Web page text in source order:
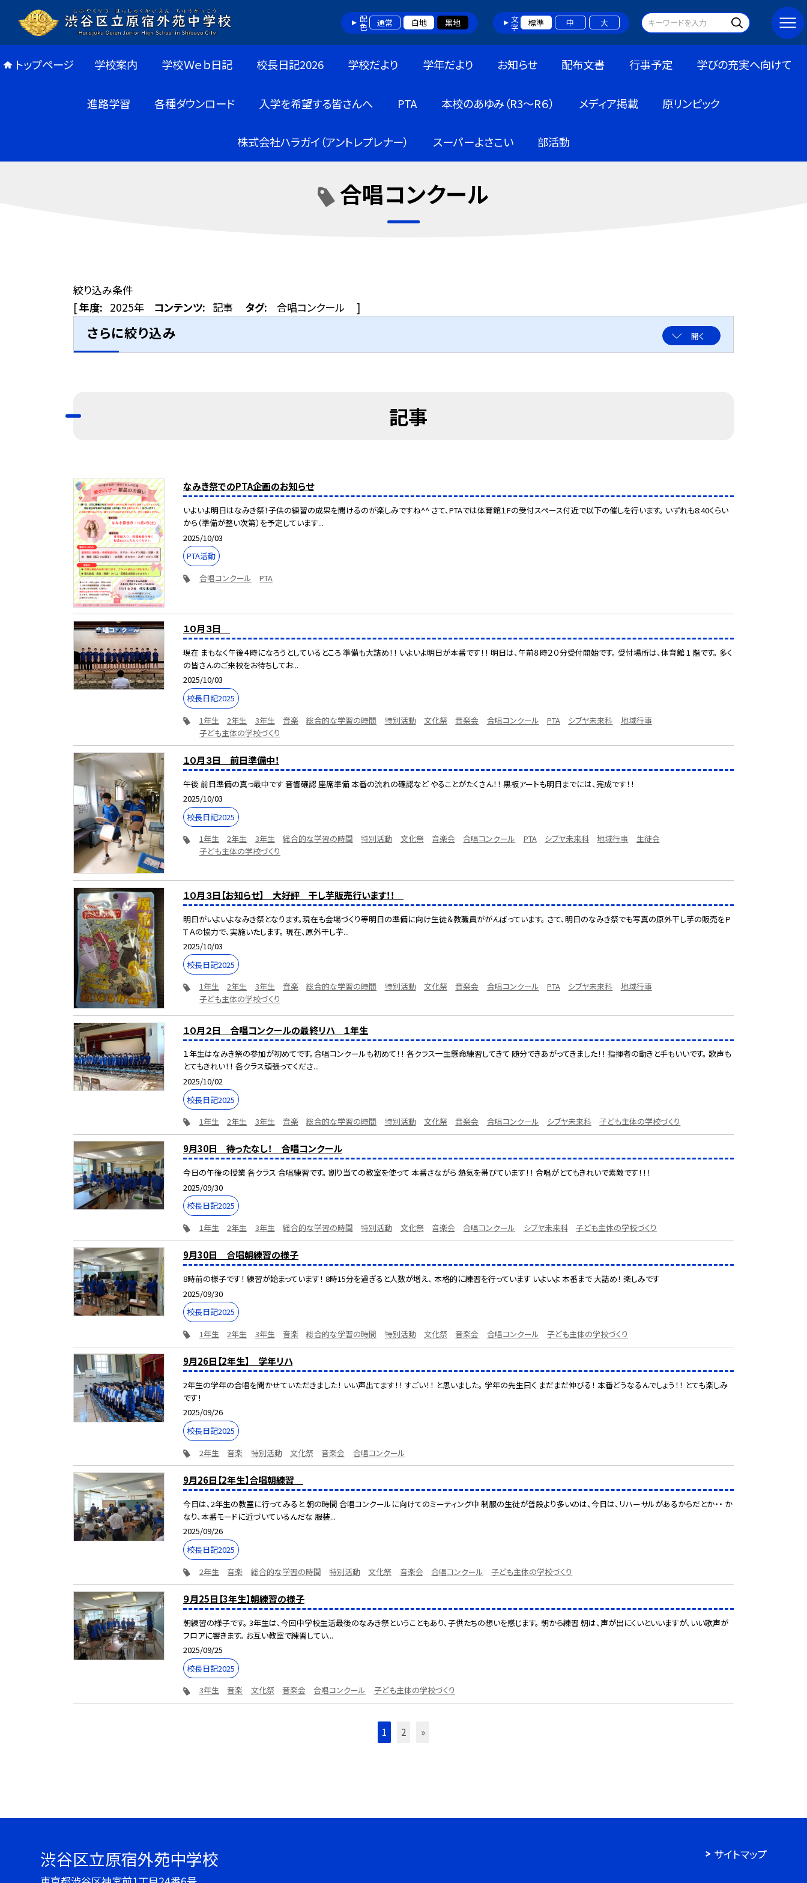
配色 通常 白地 黒地 文字 標準 中 大
トップページ 学校案内 学校Ｗｅｂ日記 校長日記2026 学校だより 学年だより お知らせ 配布文書 行事予定 学びの充実へ向けて
進路学習 各種ダウンロード 入学を希望する皆さんへ PTA 本校のあゆみ（R3～R６） メディア掲載 原リンピック
株式会社ハラガイ（アントレプレナー） スーパーよさこい 部活動
合唱コンクール
絞り込み条件
[年度: 2025年 コンテンツ: 記事 タグ: 合唱コンクール ]
さらに絞り込み 開く
記事
なみき祭でのPTA企画のお知らせ
いよいよ明日はなみき祭！子供の練習の成果を聞けるのが楽しみですね^^ さて、PTAでは体育館１Fの受付スペース付近で以下の催しを行います。 いずれも8:40くらい
から（準備が整い次第）を予定しています...
2025/10/03
PTA活動
合唱コンクール
PTA
１０月３日
現在 まもなく午後４時になろうとしているところ 準備も大詰め！！ いよいよ明日が本番です！！ 明日は、午前８時２０分受付開始です。 受付場所は、体育館 1 階です。 多く
の皆さんのご来校をお待ちしてお...
2025/10/03
校長日記2025
1年生
2年生 3年生 音楽 総合的な学習の時間 特別活動 文化祭 音楽会 合唱コンクール PTA シブヤ未来科
地域行事
子ども主体の学校づくり
１０月３日 前日準備中！
午後 前日準備の真っ最中です 音響確認 座席準備 本番の流れの確認など やることがたくさん！！ 黒板アートも明日までには、完成です！！
2025/10/03
校長日記2025
1年生
2年生 3年生 総合的な学習の時間 特別活動 文化祭 音楽会 合唱コンクール PTA シブヤ未来科 地域行事
生徒会
子ども主体の学校づくり
１０月３日【お知らせ】 大好評 干し芋販売行います！！
明日がいよいよなみき祭となります。現在も会場づくり等明日の準備に向け生徒＆教職員ががんばっています。 さて、明日のなみき祭でも写真の原外干し芋の販売をＰ
ＴＡの協力で、実施いたします。 現在、原外干し芋...
2025/10/03
校長日記2025
1年生
2年生 3年生 音楽 総合的な学習の時間 特別活動 文化祭 音楽会 合唱コンクール PTA シブヤ未来科
地域行事
子ども主体の学校づくり
１０月２日 合唱コンクールの最終リハ １年生
１年生はなみき祭の参加が初めてです。合唱コンクールも初めて！！ 各クラス一生懸命練習してきて 随分できあがってきました！！ 指揮者の動きと手もいいです。 歌声も
とてもきれい！！ 各クラス頑張ってくださ...
2025/10/02
校長日記2025
1年生
2年生 3年生 音楽 総合的な学習の時間 特別活動 文化祭 音楽会 合唱コンクール シブヤ未来科 子ども主体の学校づくり
9月30日 待ったなし！ 合唱コンクール
今日の午後の授業 各クラス 合唱練習です。 割り当ての教室を使って 本番さながら 熱気を帯びています！！ 合唱がとてもきれいで素敵です！！！
2025/09/30
校長日記2025
1年生
2年生 3年生 総合的な学習の時間 特別活動 文化祭 音楽会 合唱コンクール シブヤ未来科 子ども主体の学校づくり
9月30日 合唱朝練習の様子
8時前の様子です！ 練習が始まっています！ 8時15分を過ぎると人数が増え、 本格的に練習を行っています いよいよ 本番まで 大詰め！ 楽しみです
2025/09/30
校長日記2025
1年生
2年生 3年生 音楽 総合的な学習の時間 特別活動 文化祭 音楽会 合唱コンクール 子ども主体の学校づくり
9月26日【2年生】 学年リハ
2年生の学年の合唱を聞かせていただきました！ いい声出てます！！ すごい！！ と思いました。 学年の先生曰く まだまだ伸びる！ 本番どうなるんでしょう！！ とても楽しみ
です！
2025/09/26
校長日記2025
2年生
音楽 特別活動 文化祭 音楽会 合唱コンクール
9月26日【2年生】合唱朝練習
今日は、2年生の教室に行ってみると 朝の時間 合唱コンクールに向けてのミーティング中 制服の生徒が普段より多いのは、今日は、リハーサルがあるからだとか・・ か
なり、本番モードに近づいているんだな 服装...
2025/09/26
校長日記2025
2年生
音楽 総合的な学習の時間 特別活動 文化祭 音楽会 合唱コンクール 子ども主体の学校づくり
９月25日【3年生】朝練習の様子
朝練習の様子です。 3年生は、今回中学校生活最後のなみき祭ということもあり、子供たちの想いを感じます。 朝から練習 朝は、声が出にくいといいますが、いい歌声が
フロアに響きます。 お互い教室で練習してい...
2025/09/25
校長日記2025
3年生
音楽 文化祭 音楽会 合唱コンクール 子ども主体の学校づくり
1 2 »
渋谷区立原宿外苑中学校 サイトマップ